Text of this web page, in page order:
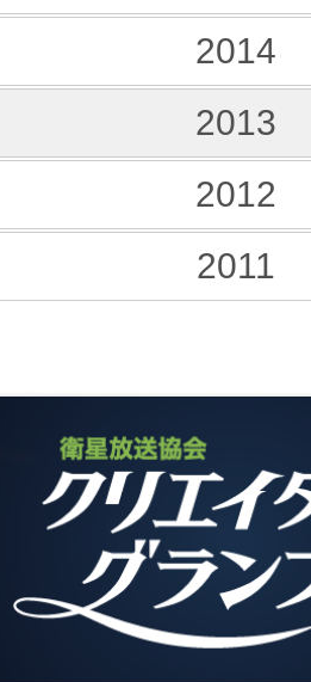
2014
2013
2012
2011